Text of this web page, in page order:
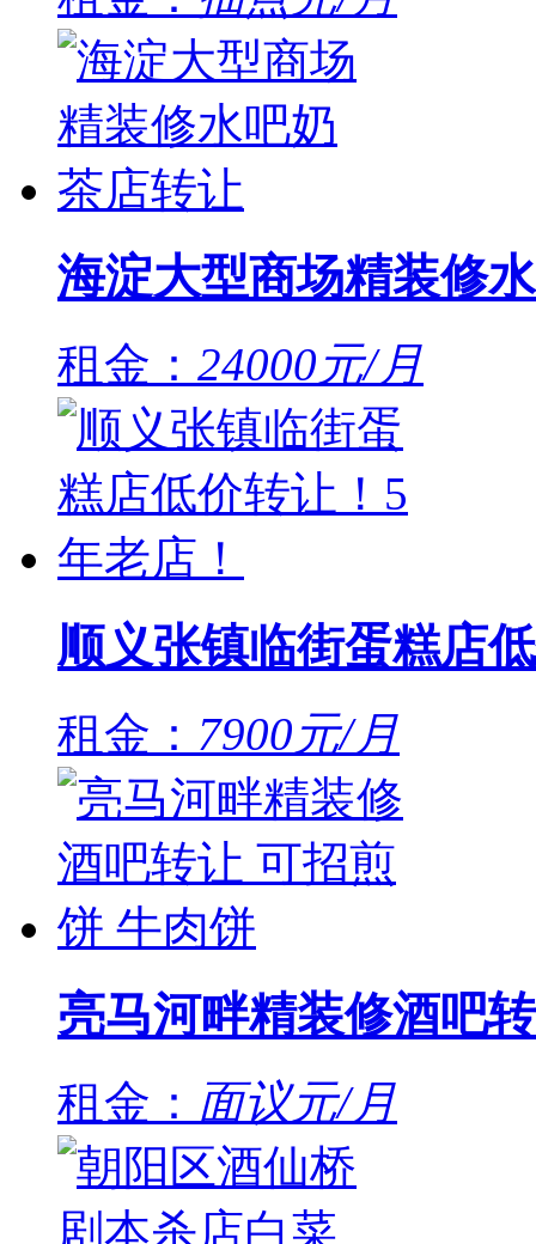
海淀大型商场精装修
租金： 24000元/月
顺义张镇临街蛋糕店
租金： 7900元/月
亮马河畔精装修酒吧
租金： 面议元/月